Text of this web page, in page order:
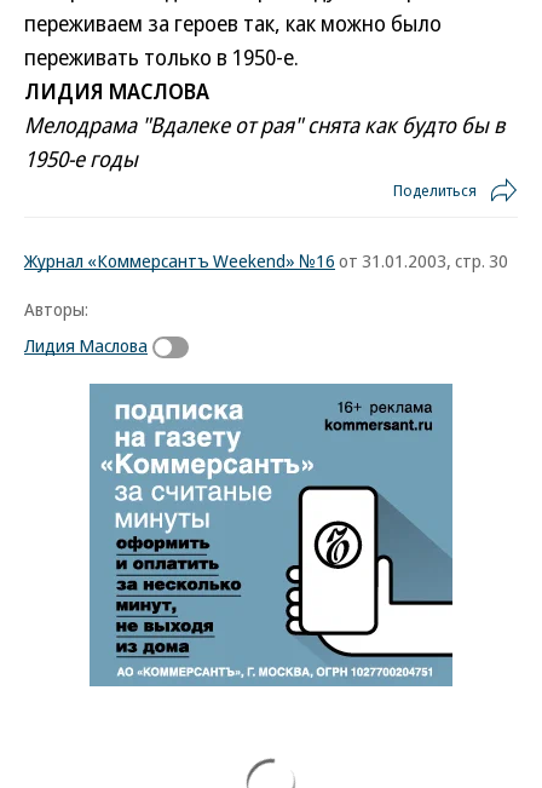
переживаем за героев так, как можно было
переживать только в 1950-е.
ЛИДИЯ МАСЛОВА
Мелодрама "Вдалеке от рая" снята как будто бы в
1950-е годы
Поделиться
Журнал «Коммерсантъ Weekend» №16 от 31.01.2003, стр. 30
Авторы:
Лидия Маслова